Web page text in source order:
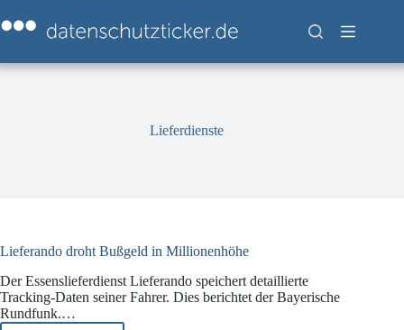
Inhalt
springen
Lieferdienste
Lieferando droht Bußgeld in Millionenhöhe
Der Essenslieferdienst Lieferando speichert detaillierte
Tracking-Daten seiner Fahrer. Dies berichtet der Bayerische
Rundfunk.…